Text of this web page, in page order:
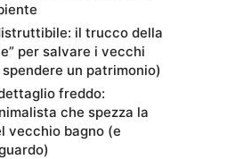
il trucco della
per salvare i vecchi
un patrimonio)
freddo:
che spezza la
vecchio bagno (e